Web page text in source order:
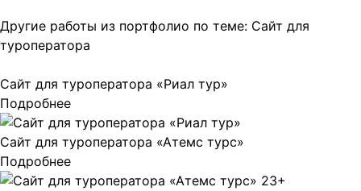
Другие работы из портфолио по теме: Сайт для
туроператора
Сайт для туроператора «Риал тур»
Подробнее
Сайт для туроператора «Атемс турс»
Подробнее